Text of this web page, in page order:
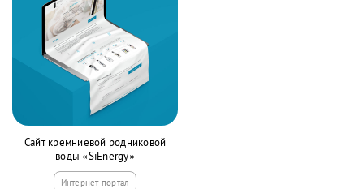
Сайт кремниевой родниковой
воды «SiEnergy»
Интернет-портал